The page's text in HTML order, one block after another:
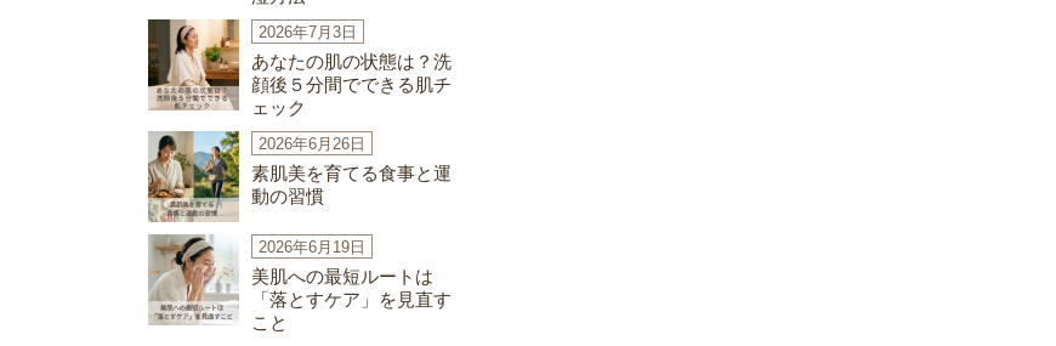
2026年7月3日
あなたの肌の状態は？洗
顔後５分間でできる肌チ
ェック
2026年6月26日
素肌美を育てる食事と運
動の習慣
2026年6月19日
美肌への最短ルートは
「落とすケア」を見直す
こと